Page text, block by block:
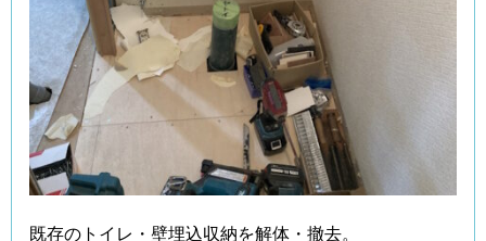
既存のトイレ・壁埋込収納を解体・撤去。